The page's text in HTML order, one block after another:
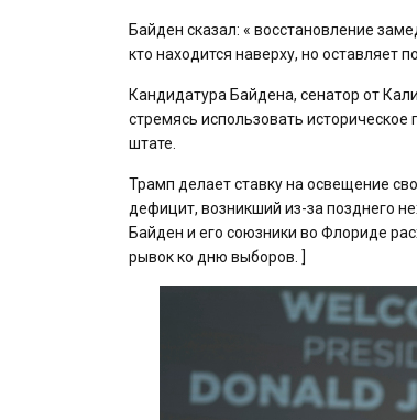
Байден сказал: « восстановление
кто находится наверху, но оставляет
Кандидатура Байдена, сенатор от
стремясь использовать
штате.
Трамп делает ставку на освещение
дефицит, возникший из-за позднего
Байден и его союзники во Флориде
рывок ко дню выборов. ]